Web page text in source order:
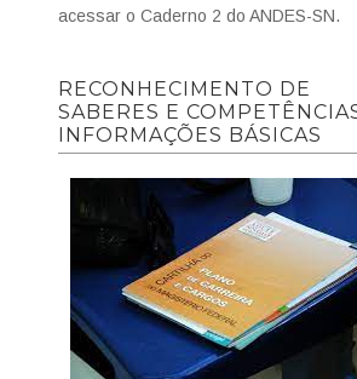
acessar o Caderno 2 do ANDES-SN.
RECONHECIMENTO DE
SABERES E
INFORMAÇÕES BÁSICAS